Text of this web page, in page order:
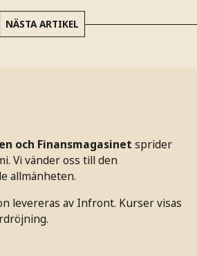
NÄSTA ARTIKEL
och Finansmagasinet sprider
Vi vänder oss till den
allmänheten.
levereras av Infront. Kurser visas